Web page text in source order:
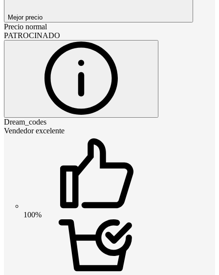
Mejor precio
Precio normal
PATROCINADO
Dream_codes
Vendedor excelente
100%